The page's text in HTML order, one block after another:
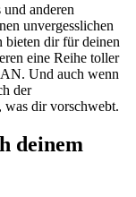
anderen
unvergesslichen
bieten dir für deinen
eine Reihe toller
Und auch wenn
der
was dir vorschwebt.
deinem